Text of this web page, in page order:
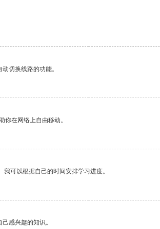
切换线路的功能。
在网络上自由移动。
可以根据自己的时间安排学习进度。
感兴趣的知识。